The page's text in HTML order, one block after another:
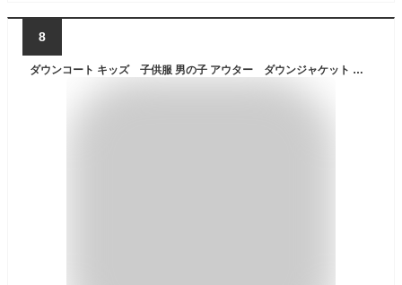
8
ダウンコート キッズ 子供服 男の子 アウター ダウンジャケット ダウンコート ロング 通学 キッズ服 防寒 秋冬 ジュニア アウター 冬 通園 アウトドア キッズ ジュニア 防寒保温効果抜群 ジャケット 120cm 130cm 140cm 150cm 160cm 170cm お出かけ 7colors 【送料無料】